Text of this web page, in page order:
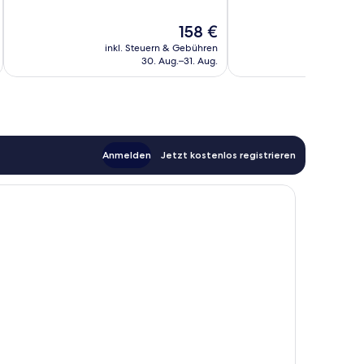
Der
Preis
beträgt
158 €
inkl. Steuern & Gebühren
30. Aug.–31. Aug.
Anmelden Jetzt kostenlos registrieren